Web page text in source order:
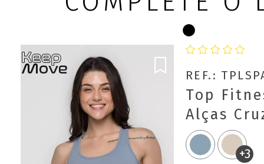
REF.:
+3
Top
Alças
Move